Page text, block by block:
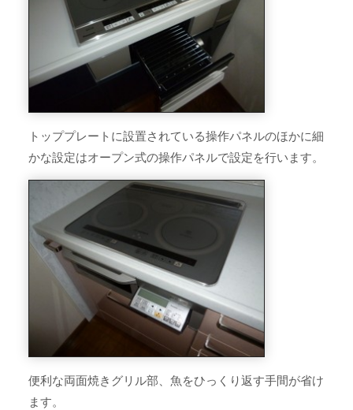
トッププレートに設置されている操作パネルのほかに細
かな設定はオープン式の操作パネルで設定を行います。
便利な両面焼きグリル部、魚をひっくり返す手間が省け
ます。